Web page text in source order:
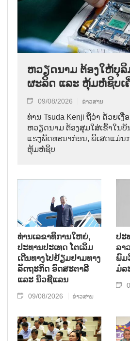
ຫວຽດນາມ ຕ້ອງໃຫ້ບຸ
ຜະລິດ ແລະ ຫຸ້ມຫໍ່ຊິບເ
09/08/2026 ຂ່າວສານ
ທ່ານ Tsuda Kenji ຖືວ່າ ດ້ວຍເງື່
ຫວຽດນາມ ຕ້ອງສຸມໃສ່ເຂົ້າໃນບັ
ແຮງພັດທະນາກ່ອນ, ພິເສດແມ່ນ
ຫຸ້ມຫໍ່ຊິບ
ທ່ານເລຂາທິການໃຫຍ່,
ປະທານປະເທດ ໂຕເລິມ
ເດີນທາງໄປຢ້ຽມຢາມທາງ
ລັດຖະກິດ ອົດສະຕາລີ
ແລະ ນິວຊີແລນ
09/08/2026 ຂ່າວສານ
ປະ
ລາ
ພົມ
ມໍລ